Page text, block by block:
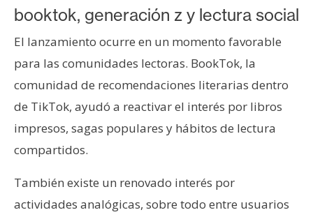
booktok, generación z y lectura social
El lanzamiento ocurre en un momento favorable
para las comunidades lectoras. BookTok, la
comunidad de recomendaciones literarias dentro
de TikTok, ayudó a reactivar el interés por libros
impresos, sagas populares y hábitos de lectura
compartidos.
También existe un renovado interés por
actividades analógicas, sobre todo entre usuarios